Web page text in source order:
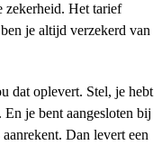
zekerheid. Het tarief
je altijd verzekerd van
dat oplevert. Stel, je hebt
je bent aangesloten bij
Dan levert een